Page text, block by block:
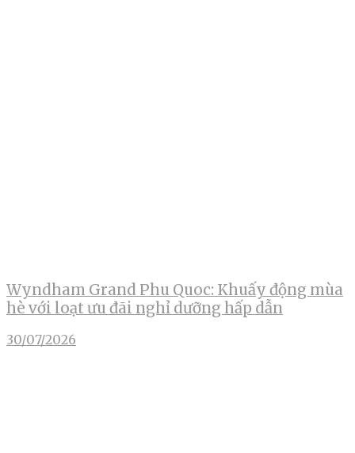
Wyndham Grand Phu Quoc: Khuấy động mùa
hè với loạt ưu đãi nghỉ dưỡng hấp dẫn
30/07/2026